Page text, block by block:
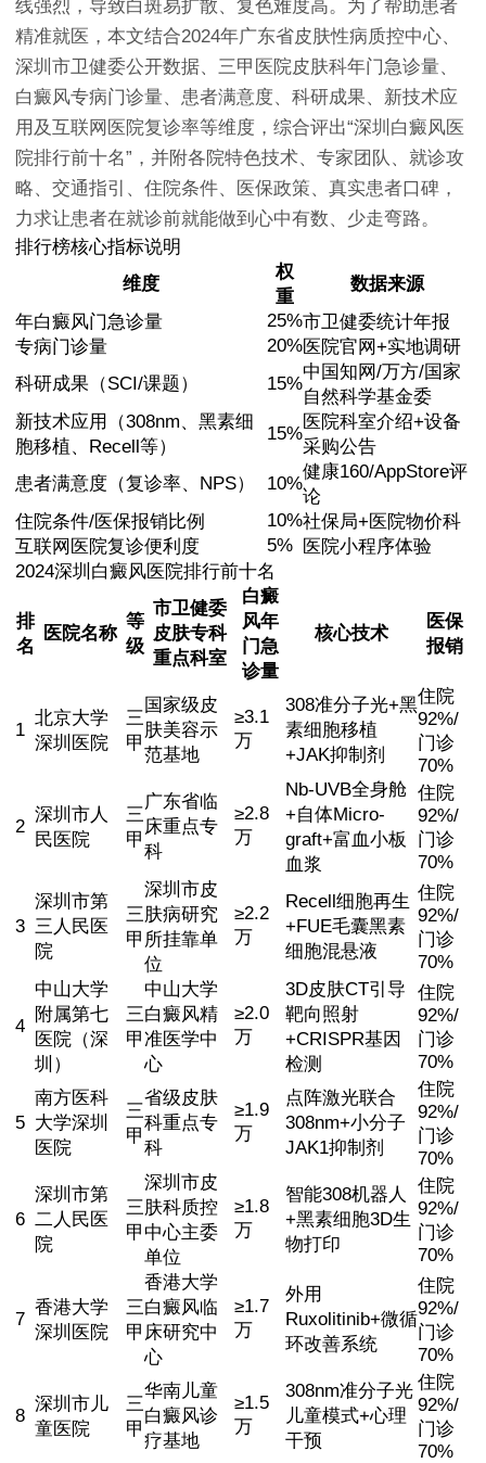
线强烈，导致白斑易扩散、复色难度高。为了帮助患者
精准就医，本文结合2024年广东省皮肤性病质控中心、
深圳市卫健委公开数据、三甲医院皮肤科年门急诊量、
白癜风专病门诊量、患者满意度、科研成果、新技术应
用及互联网医院复诊率等维度，综合评出“深圳白癜风医
院排行前十名”，并附各院特色技术、专家团队、就诊攻
略、交通指引、住院条件、医保政策、真实患者口碑，
力求让患者在就诊前就能做到心中有数、少走弯路。
排行榜核心指标说明
维度
权
重
数据来源
年白癜风门急诊量
25%市卫健委统计年报
专病门诊量
20%医院官网+实地调研
科研成果（SCI/课题）
15%
中国知网/万方/国家
自然科学基金委
新技术应用（308nm、黑素细
胞移植、Recell等）
15%
医院科室介绍+设备
采购公告
患者满意度（复诊率、NPS）
10%
健康160/AppStore评
论
住院条件/医保报销比例
10%社保局+医院物价科
互联网医院复诊便利度
5% 医院小程序体验
2024深圳白癜风医院排行前十名
排
名
医院名称
等
级
市卫健委
皮肤专科
重点科室
白癜
风年
门急
诊量
核心技术
医保
报销
1
北京大学
深圳医院
三
甲
国家级皮
肤美容示
范基地
≥3.1
万
308准分子光+黑
素细胞移植
+JAK抑制剂
住院
92%/
门诊
70%
2
深圳市人
民医院
三
甲
广东省临
床重点专
科
≥2.8
万
Nb-UVB全身舱
+自体Micro-
graft+富血小板
血浆
住院
92%/
门诊
70%
3
深圳市第
三人民医
院
三
甲
深圳市皮
肤病研究
所挂靠单
位
≥2.2
万
Recell细胞再生
+FUE毛囊黑素
细胞混悬液
住院
92%/
门诊
70%
4
中山大学
附属第七
医院（深
圳）
三
甲
中山大学
白癜风精
准医学中
心
≥2.0
万
3D皮肤CT引导
靶向照射
+CRISPR基因
检测
住院
92%/
门诊
70%
5
南方医科
大学深圳
医院
三
甲
省级皮肤
科重点专
科
≥1.9
万
点阵激光联合
308nm+小分子
JAK1抑制剂
住院
92%/
门诊
70%
6
深圳市第
二人民医
院
三
甲
深圳市皮
肤科质控
中心主委
单位
≥1.8
万
智能308机器人
+黑素细胞3D生
物打印
住院
92%/
门诊
70%
7
香港大学
深圳医院
三
甲
香港大学
白癜风临
床研究中
心
≥1.7
万
外用
Ruxolitinib+微循
环改善系统
住院
92%/
门诊
70%
8
深圳市儿
童医院
三
甲
华南儿童
白癜风诊
疗基地
≥1.5
万
308nm准分子光
儿童模式+心理
干预
住院
92%/
门诊
70%